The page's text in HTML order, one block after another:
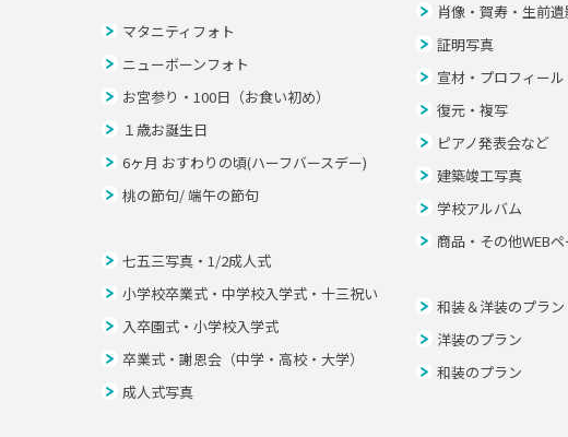
マタニティフォト
ニューボーンフォト
お宮参り・100日（お食い初め）
１歳お誕生日
6ヶ月 おすわりの頃(ハーフバースデー)
桃の節句/ 端午の節句
七五三写真・1/2成人式
小学校卒業式・中学校入学式・十三祝い
入卒園式・小学校入学式
卒業式・謝恩会（中学・高校・大学）
成人式写真
肖像・賀寿・生前遺
証明写真
宣材・プロフィール
復元・複写
ピアノ発表会など
建築竣工写真
学校アルバム
商品・その他WEB
和装＆洋装のプラン
洋装のプラン
和装のプラン